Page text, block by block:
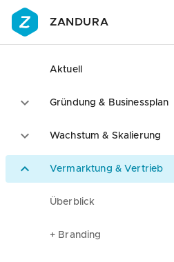
ZANDURA
Aktuell
Gründung & Businessplan
Wachstum & Skalierung
Vermarktung & Vertrieb
Überblick
+ Branding